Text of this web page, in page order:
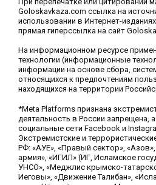
Goloskavkaza.com ссылка на
использовании в Интернет-
прямая гиперссылка на сайт
На информационном ресурсе
технологии (информационные
информации на основе сбора,
относящихся к предпочтениям
находящихся на территории
*Meta Platforms признана
деятельность в России запрещена,
социальные сети Facebook и
Экстремистские и
РФ: «АУЕ», «Правый сектор»,
армия», «ИГИЛ» (ИГ, Исламское
УНСО», «Меджлис крымско-
Иеговы», «Движение Талибан»,